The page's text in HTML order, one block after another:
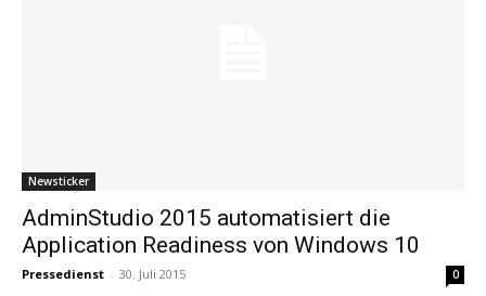
Newsticker
AdminStudio 2015 automatisiert die
Application Readiness von Windows 10
Pressedienst - 30. Juli 2015 0